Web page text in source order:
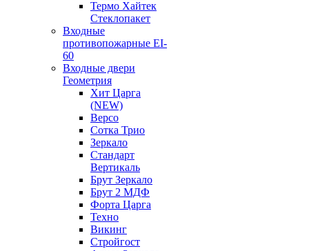
Термо Хайтек
Стеклопакет
Входные
противопожарные EI-
60
Входные двери
Геометрия
Хит Царга
(NEW)
Версо
Сотка Трио
Зеркало
Стандарт
Вертикаль
Брут Зеркало
Брут 2 МДФ
Форта Царга
Техно
Викинг
Стройгост